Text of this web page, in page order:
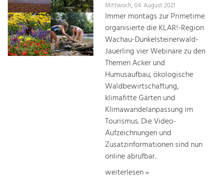
Mittwoch, 04. August 2021
Immer montags zur Primetime
organisierte die KLAR!-Region
Wachau-Dunkelsteinerwald-
Jauerling vier Webinare zu den
Themen Acker und
Humusaufbau, ökologische
Waldbewirtschaftung,
klimafitte Gärten und
Klimawandelanpassung im
Tourismus. Die Video-
Aufzeichnungen und
Zusatzinformationen sind nun
online abrufbar.
weiterlesen »